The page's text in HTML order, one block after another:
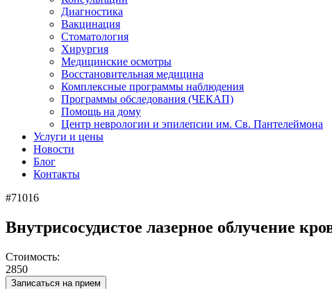
Диагностика
Вакцинация
Стоматология
Хирургия
Медицинские осмотры
Восстановительная медицина
Комплексные программы наблюдения
Программы обследования (ЧЕКАП)
Помощь на дому
Центр неврологии и эпилепсии им. Св. Пантелеймона
Услуги и цены
Новости
Блог
Контакты
#71016
Внутрисосудистое лазерное облучение
Стоимость:
2850
Записаться на прием